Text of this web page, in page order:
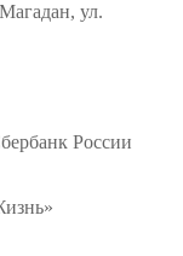
ул.
России